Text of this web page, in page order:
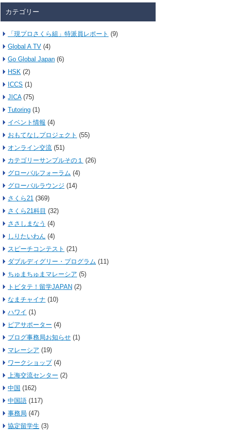
カテゴリー
「現プロさくら組」特派員レポート (9)
Global A TV (4)
Go Global Japan (6)
HSK (2)
ICCS (1)
JICA(75)
Tutoring (1)
イベント情報 (4)
おもてなしプロジェクト (55)
オンライン交流 (51)
カテゴリーサンプルその１ (26)
グローバルフォーラム (4)
グローバルラウンジ (14)
さくら21 (369)
さくら21科目 (32)
ささしまなう (4)
しりたいわん (4)
スピーチコンテスト (21)
ダブルディグリー・プログラム (11)
ちゅまちゅまマレーシア (5)
トビタテ！留学JAPAN (2)
なまチャイナ (10)
ハワイ (1)
ピアサポーター (4)
ブログ事務局お知らせ (1)
マレーシア (19)
ワークショップ(4)
上海交流センター (2)
中国 (162)
中国語 (117)
事務局 (47)
協定留学生 (3)